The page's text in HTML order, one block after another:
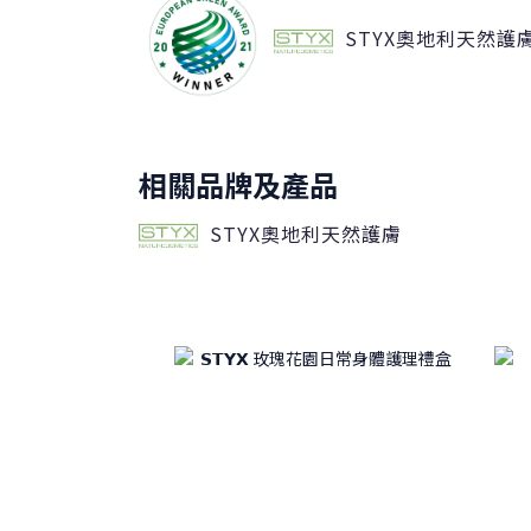
STYX奧地利天然護
相關品牌及產品
STYX奧地利天然護膚